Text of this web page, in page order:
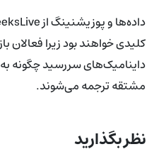
کلیدی خواهند بود زیرا فعالان
داینامیک‌های سررسید چگونه
مشتقه ترجمه می‌شوند.
نظر بگذارید